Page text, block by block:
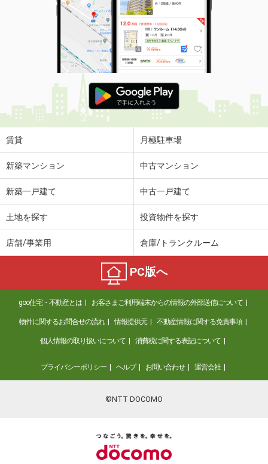
賃貸 月極駐車場
新築マンション 中古マンション
新築一戸建て 中古一戸建て
土地を探す 投資物件を探す
店舗/事業用 倉庫/トランクルーム
PC版へ
goo住宅・不動産とは お客さまご利用端末からの情報の外部送信について
物件に関するお問合せの流れ 情報提供元 不動産情報に関する免責事項
個人情報の取り扱いについて 消費税に関する表記について
プライバシーポリシー ヘルプ お問い合わせ 運営会社
©NTT DOCOMO